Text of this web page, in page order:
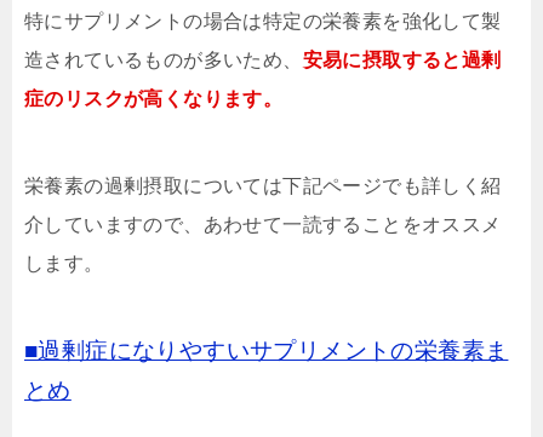
特にサプリメントの場合は特定の栄養素を強化して製
造されているものが多いため、 安易に摂取すると過剰
症のリスクが高くなります。
栄養素の過剰摂取については下記ページでも詳しく紹
介していますので、あわせて一読することをオススメ
します。
■過剰症になりやすいサプリメントの栄養素ま
とめ